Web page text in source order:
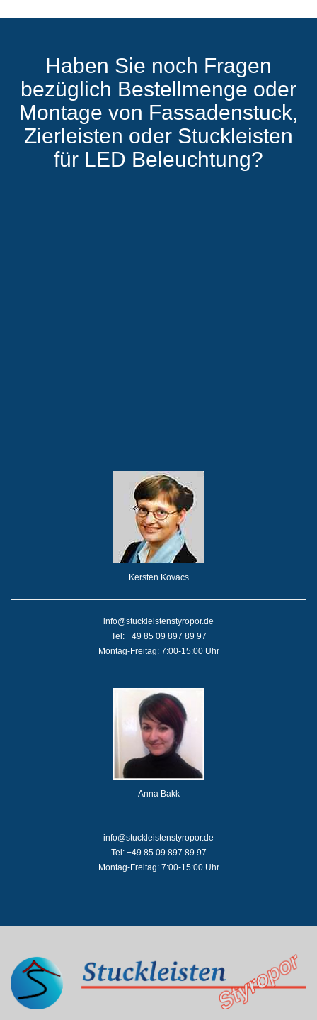
Haben Sie noch Fragen
bezüglich Bestellmenge oder
Montage von Fassadenstuck,
Zierleisten oder Stuckleisten
für LED Beleuchtung?
Kersten Kovacs
info@stuckleistenstyropor.de
Tel: +49 85 09 897 89 97
Montag-Freitag: 7:00-15:00 Uhr
Anna Bakk
info@stuckleistenstyropor.de
Tel: +49 85 09 897 89 97
Montag-Freitag: 7:00-15:00 Uhr